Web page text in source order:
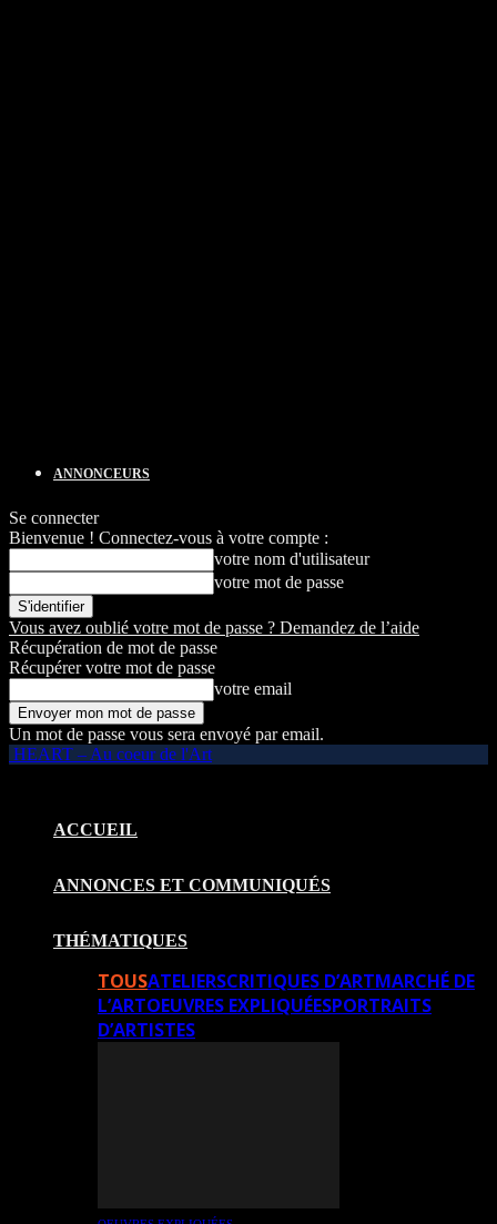
ANNONCEURS
Se connecter
Bienvenue ! Connectez-vous à votre compte :
votre nom d'utilisateur
votre mot de passe
Vous avez oublié votre mot de passe ? Demandez de l’aide
Récupération de mot de passe
Récupérer votre mot de passe
votre email
Un mot de passe vous sera envoyé par email.
HEART – Au coeur de l'Art
ACCUEIL
ANNONCES ET COMMUNIQUÉS
THÉMATIQUES
TOUSATELIERSCRITIQUES D’ARTMARCHÉ DE
L’ARTOEUVRES EXPLIQUÉESPORTRAITS
D’ARTISTES